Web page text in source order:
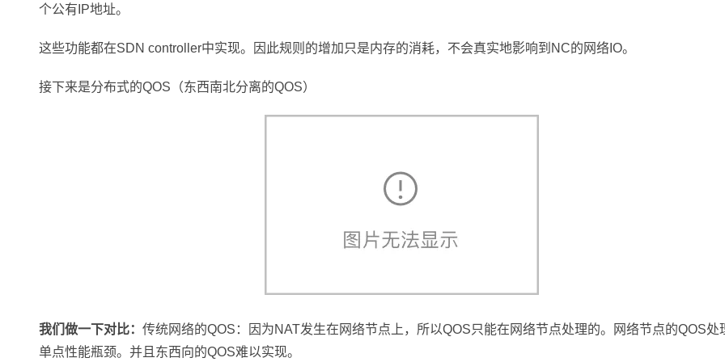
个公有IP地址。
这些功能都在SDN controller中实现。因此规则的增加只是内存的消耗，不会真实地影响到NC的网络IO。
接下来是分布式的QOS（东西南北分离的QOS）
我们做一下对比： 传统网络的QOS：因为NAT发生在网络节点上，所以QOS只能在网络节点处理的。网络节点的QOS处
单点性能瓶颈。并且东西向的QOS难以实现。